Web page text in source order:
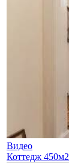
Видео
Коттедж 450м2